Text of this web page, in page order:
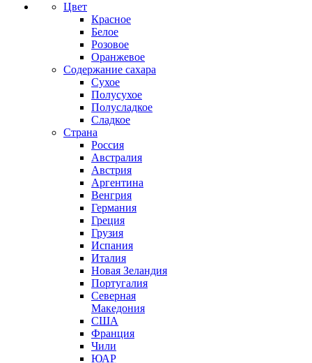
Цвет
Красное
Белое
Розовое
Оранжевое
Содержание сахара
Сухое
Полусухое
Полусладкое
Сладкое
Страна
Россия
Австралия
Австрия
Аргентина
Венгрия
Германия
Греция
Грузия
Испания
Италия
Новая Зеландия
Португалия
Северная
Македония
США
Франция
Чили
ЮАР